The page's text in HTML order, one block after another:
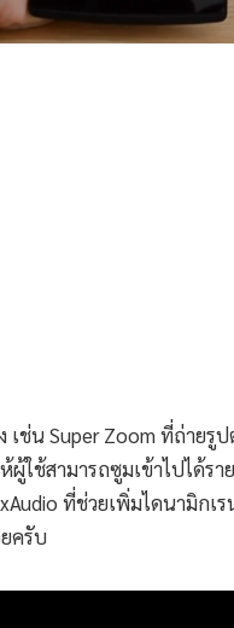
เช่น Super Zoom ที่ถ่ายรู
ใช้สามารถซูมเข้าไปได้รา
ที่ช่วยเพิ่มไดนามิกเร
ครับ